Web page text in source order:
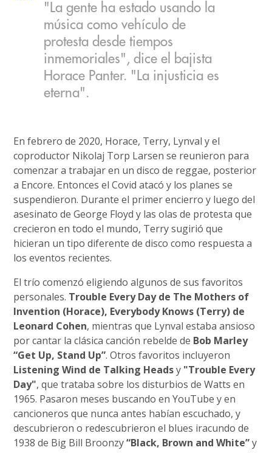
"La gente ha estado usando la
música como vehículo de
protesta desde tiempos
inmemoriales", dice el bajista
Horace Panter. "La injusticia es
eterna".
En febrero de 2020, Horace, Terry, Lynval y el
coproductor Nikolaj Torp Larsen se reunieron para
comenzar a trabajar en un disco de reggae, posterior
a Encore. Entonces el Covid atacó y los planes se
suspendieron. Durante el primer encierro y luego del
asesinato de George Floyd y las olas de protesta que
crecieron en todo el mundo, Terry sugirió que
hicieran un tipo diferente de disco como respuesta a
los eventos recientes.
El trío comenzó eligiendo algunos de sus favoritos
personales. Trouble Every Day de The Mothers of
Invention (Horace), Everybody Knows (Terry) de
Leonard Cohen, mientras que Lynval estaba ansioso
por cantar la clásica canción rebelde de Bob Marley
“Get Up, Stand Up”. Otros favoritos incluyeron
Listening Wind de Talking Headsy "Trouble Every
Day", que trataba sobre los disturbios de Watts en
1965. Pasaron meses buscando en YouTube y en
cancioneros que nunca antes habían escuchado, y
descubrieron o redescubrieron el blues iracundo de
1938 de Big Bill Broonzy“Black, Brown and White”y